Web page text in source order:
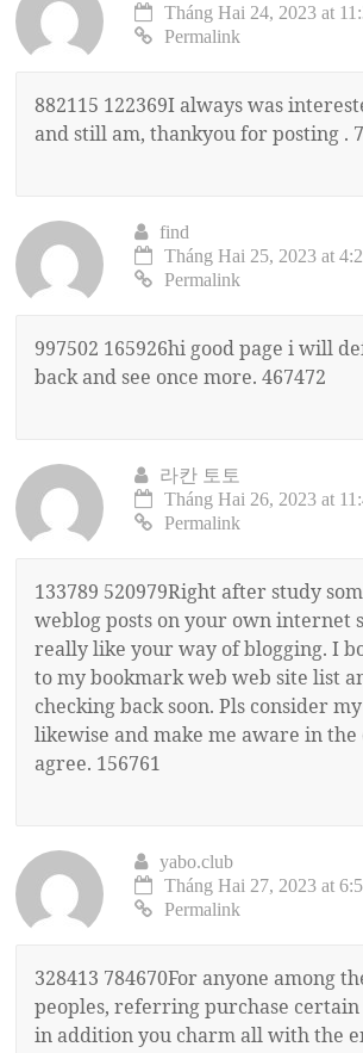
Tháng Hai 24, 2023 at
Permalink
882115 122369I always was
and still am, thankyou for posting .
find
Tháng Hai 25, 2023 at
Permalink
997502 165926hi good page i will
back and see once more. 467472
라칸 토토
Tháng Hai 26, 2023 at
Permalink
133789 520979Right after study
weblog posts on your own internet
really like your way of blogging. I
to my bookmark web web site list
checking back soon. Pls consider
likewise and make me aware in the
agree. 156761
yabo.club
Tháng Hai 27, 2023 at
Permalink
328413 784670For anyone among
peoples, referring purchase
in addition you charm all with the